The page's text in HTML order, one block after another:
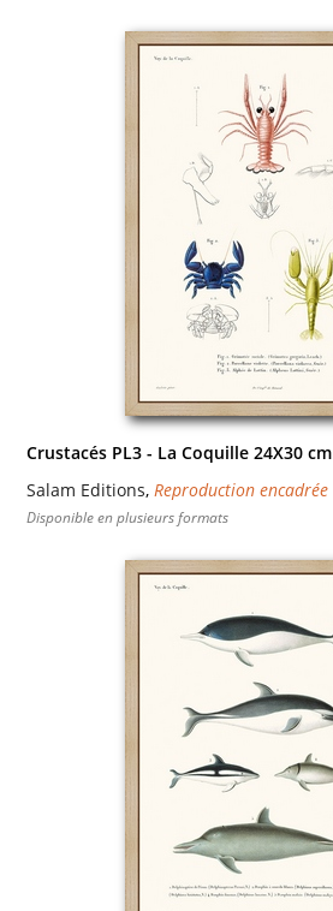
Crustacés PL3 - La Coquille 24X30 cm
Salam Editions, Reproduction encadrée
Disponible en plusieurs formats